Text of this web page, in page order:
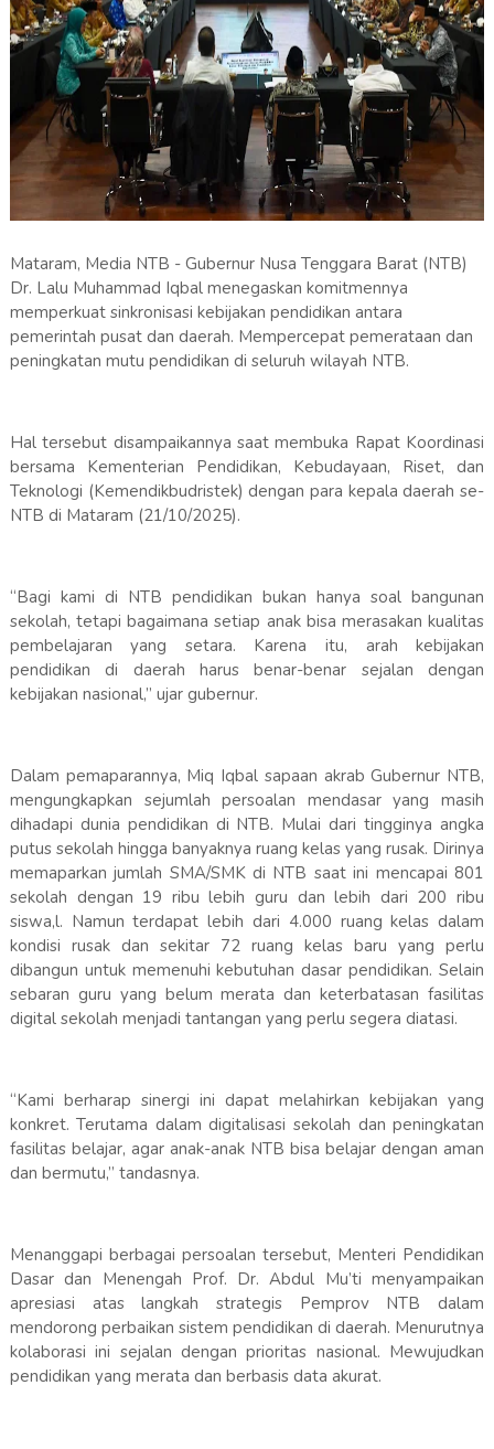
Mataram, Media NTB - Gubernur Nusa Tenggara Barat (NTB)
Dr. Lalu Muhammad Iqbal menegaskan komitmennya
memperkuat sinkronisasi kebijakan pendidikan antara
pemerintah pusat dan daerah. Mempercepat pemerataan dan
peningkatan mutu pendidikan di seluruh wilayah NTB.
Hal tersebut disampaikannya saat membuka Rapat Koordinasi
bersama Kementerian Pendidikan, Kebudayaan, Riset, dan
Teknologi (Kemendikbudristek) dengan para kepala daerah se-
NTB di Mataram (21/10/2025).
“Bagi kami di NTB pendidikan bukan hanya soal bangunan
sekolah, tetapi bagaimana setiap anak bisa merasakan kualitas
pembelajaran yang setara. Karena itu, arah kebijakan
pendidikan di daerah harus benar-benar sejalan dengan
kebijakan nasional,” ujar gubernur.
Dalam pemaparannya, Miq Iqbal sapaan akrab Gubernur NTB,
mengungkapkan sejumlah persoalan mendasar yang masih
dihadapi dunia pendidikan di NTB. Mulai dari tingginya angka
putus sekolah hingga banyaknya ruang kelas yang rusak. Dirinya
memaparkan jumlah SMA/SMK di NTB saat ini mencapai 801
sekolah dengan 19 ribu lebih guru dan lebih dari 200 ribu
siswa,l. Namun terdapat lebih dari 4.000 ruang kelas dalam
kondisi rusak dan sekitar 72 ruang kelas baru yang perlu
dibangun untuk memenuhi kebutuhan dasar pendidikan. Selain
sebaran guru yang belum merata dan keterbatasan fasilitas
digital sekolah menjadi tantangan yang perlu segera diatasi.
“Kami berharap sinergi ini dapat melahirkan kebijakan yang
konkret. Terutama dalam digitalisasi sekolah dan peningkatan
fasilitas belajar, agar anak-anak NTB bisa belajar dengan aman
dan bermutu,” tandasnya.
Menanggapi berbagai persoalan tersebut, Menteri Pendidikan
Dasar dan Menengah Prof. Dr. Abdul Mu’ti menyampaikan
apresiasi atas langkah strategis Pemprov NTB dalam
mendorong perbaikan sistem pendidikan di daerah. Menurutnya
kolaborasi ini sejalan dengan prioritas nasional. Mewujudkan
pendidikan yang merata dan berbasis data akurat.